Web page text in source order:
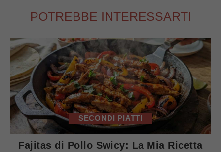
POTREBBE INTERESSARTI
SECONDI PIATTI
Fajitas di Pollo Swicy: La Mia Ricetta